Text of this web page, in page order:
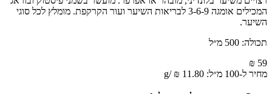
המכילים אומגה 3-6-9 לבריאות השיער ועור הקרקפת. מומלץ לכל סוגי
השיער.
תכולה: 500 מ״ל
₪ 59
מחיר ל-100 מ״ל:
₪ 11.80
/
g